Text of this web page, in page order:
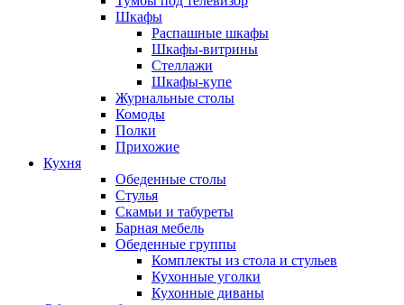
Шкафы
Распашные шкафы
Шкафы-витрины
Стеллажи
Шкафы-купе
Журнальные столы
Комоды
Полки
Прихожие
Кухня
Обеденные столы
Стулья
Скамьи и табуреты
Барная мебель
Обеденные группы
Комплекты из стола и стульев
Кухонные уголки
Кухонные диваны